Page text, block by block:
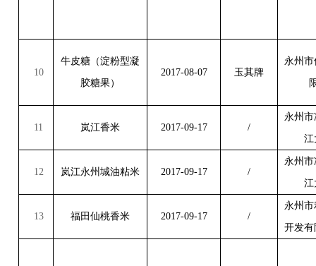
10
牛皮糖（淀粉型凝
胶糖果）
2017-08-07 玉其牌
永州
11 岚江香米 2017-09-17 /
永州
江
12 岚江永州城油粘米 2017-09-17 /
永州
江
13 福田仙桃香米 2017-09-17 /
永州
开发有